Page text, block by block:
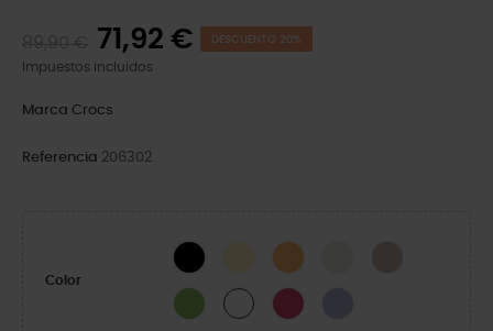
71,92 € DESCUENTO 20%
Impuestos incluidos
Marca Crocs
Referencia 206302
Color
Black Orangesicle
Kiwi White Dragon Fruit